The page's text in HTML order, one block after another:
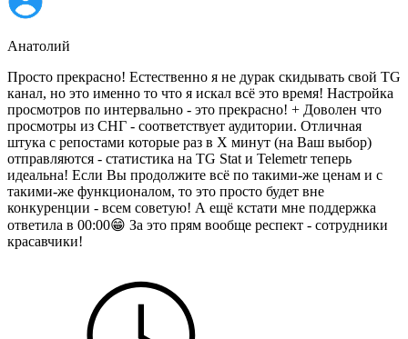
Анатолий
Просто прекрасно! Естественно я не дурак скидывать свой TG
канал, но это именно то что я искал всё это время! Настройка
просмотров по интервально - это прекрасно! + Доволен что
просмотры из СНГ - соответствует аудитории. Отличная
штука с репостами которые раз в Х минут (на Ваш выбор)
отправляются - статистика на TG Stat и Telemetr теперь
идеальна! Если Вы продолжите всё по такими-же ценам и с
такими-же функционалом, то это просто будет вне
конкуренции - всем советую! А ещё кстати мне поддержка
ответила в 00:00😁 За это прям вообще респект - сотрудники
красавчики!